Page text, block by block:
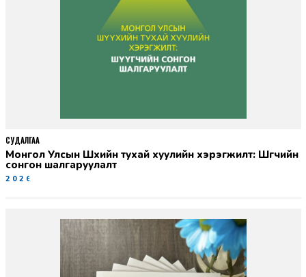
Монгол Улсын Шүүхийн тухай хуулийн хэрэгжилт: Шүүгчийн
сонгон шалгаруулалт
2026-06-19
СУДАЛГАА